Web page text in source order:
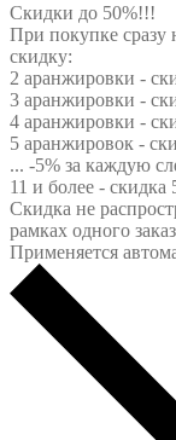
Скидки до 50%!!!
При покупке сразу
скидку:
2 аранжировки -
3 аранжировки -
4 аранжировки -
5 аранжировок -
... -5% за каждую
11 и более - скидка
Скидка не
рамках одного
Применяется